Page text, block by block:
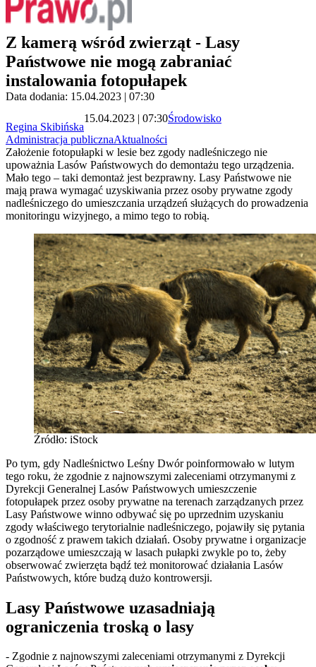
Z kamerą wśród zwierząt - Lasy
Państwowe nie mogą zabraniać
instalowania fotopułapek
Data dodania: 15.04.2023 | 07:30
Regina Skibińska
15.04.2023 | 07:30Środowisko
Administracja publicznaAktualności
Założenie fotopułapki w lesie bez zgody nadleśniczego nie
upoważnia Lasów Państwowych do demontażu tego urządzenia.
Mało tego – taki demontaż jest bezprawny. Lasy Państwowe nie
mają prawa wymagać uzyskiwania przez osoby prywatne zgody
nadleśniczego do umieszczania urządzeń służących do prowadzenia
monitoringu wizyjnego, a mimo tego to robią.
Źródło: iStock
Po tym, gdy Nadleśnictwo Leśny Dwór poinformowało w lutym
tego roku, że zgodnie z najnowszymi zaleceniami otrzymanymi z
Dyrekcji Generalnej Lasów Państwowych umieszczenie
fotopułapek przez osoby prywatne na terenach zarządzanych przez
Lasy Państwowe winno odbywać się po uprzednim uzyskaniu
zgody właściwego terytorialnie nadleśniczego, pojawiły się pytania
o zgodność z prawem takich działań. Osoby prywatne i organizacje
pozarządowe umieszczają w lasach pułapki zwykle po to, żeby
obserwować zwierzęta bądź też monitorować działania Lasów
Państwowych, które budzą dużo kontrowersji.
Lasy Państwowe uzasadniają
ograniczenia troską o lasy
- Zgodnie z najnowszymi zaleceniami otrzymanymi z Dyrekcji